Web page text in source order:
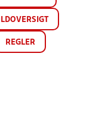
REGLER